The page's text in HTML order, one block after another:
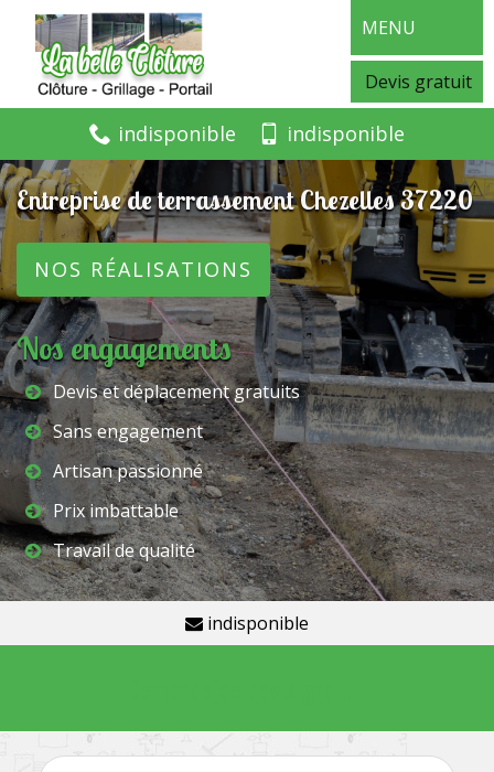
MENU
Devis gratuit
indisponible indisponible
Entreprise de terrassement Chezelles 37220
NOS RÉALISATIONS
Nos engagements
Devis et déplacement gratuits
Sans engagement
Artisan passionné
Prix imbattable
Travail de qualité
indisponible